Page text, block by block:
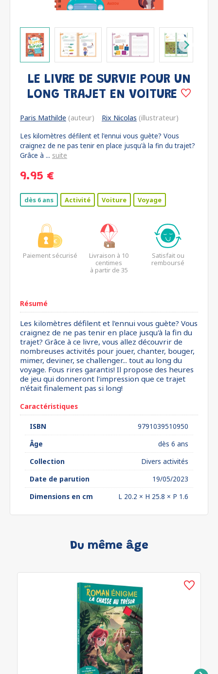
LE LIVRE DE SURVIE POUR UN
LONG TRAJET EN VOITURE
Paris Mathilde (auteur) Rix Nicolas (illustrateur)
Les kilomètres défilent et l'ennui vous guète? Vous
craignez de ne pas tenir en place jusqu'à la fin du trajet?
Grâce à ... suite
9.95 €
dès 6 ans Activité Voiture Voyage
Paiement sécurisé
Livraison à 10
centimes
à partir de 35
Satisfait ou
remboursé
Résumé
Les kilomètres défilent et l'ennui vous guète? Vous
craignez de ne pas tenir en place jusqu'à la fin du
trajet? Grâce à ce livre, vous allez découvrir de
nombreuses activités pour jouer, chanter, bouger,
mimer, deviner, se challenger... tout au long du
voyage. Fous rires garantis! Il propose des heures
de jeu qui donneront l'impression que ce trajet
n'était finalement pas si long!
Caractéristiques
ISBN
9791039510950
Âge
dès 6 ans
Collection
Divers activités
Date de parution
19/05/2023
Dimensions en cm
L 20.2 × H 25.8 × P 1.6
Du même âge